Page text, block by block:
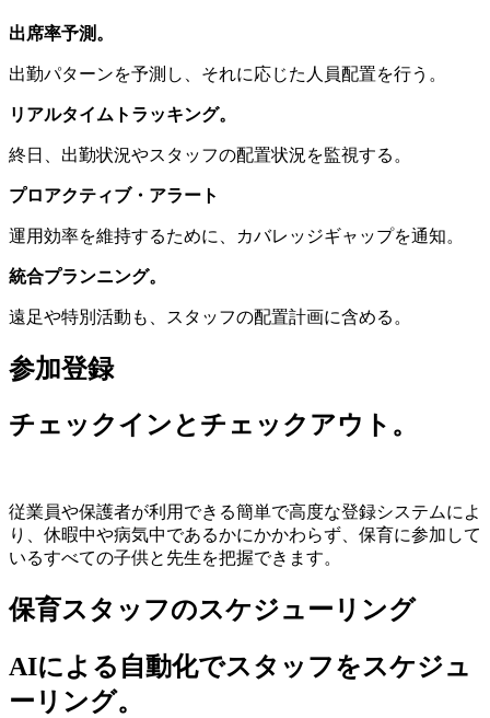
出席率予測。
出勤パターンを予測し、それに応じた人員配置を行う。
リアルタイムトラッキング。
終日、出勤状況やスタッフの配置状況を監視する。
プロアクティブ・アラート
運用効率を維持するために、カバレッジギャップを通知。
統合プランニング。
遠足や特別活動も、スタッフの配置計画に含める。
参加登録
チェックインとチェックアウト。
従業員や保護者が利用できる簡単で高度な登録システムによ
り、休暇中や病気中であるかにかかわらず、保育に参加して
いるすべての子供と先生を把握できます。
保育スタッフのスケジューリング
AIによる自動化でスタッフをスケジュ
ーリング。